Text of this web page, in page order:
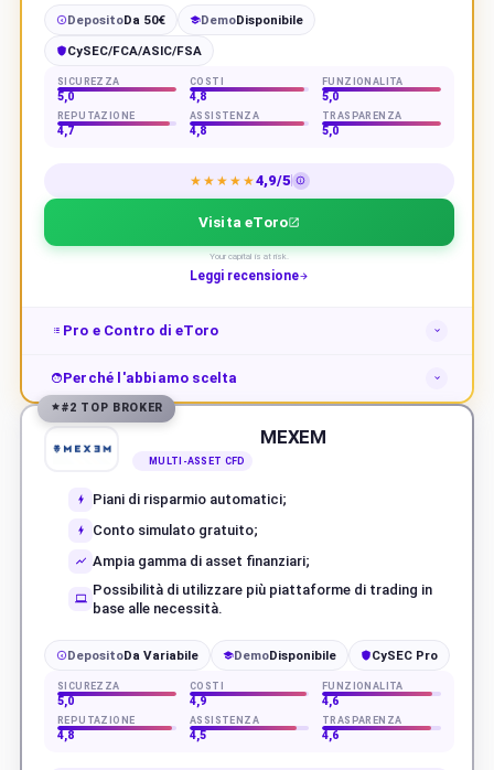
€ DepositoDa 50€ DemoDisponibile
CySEC/FCA/ASIC/FSA
SICUREZZA
5,0
COSTI
4,8
FUNZIONALITÀ
5,0
REPUTAZIONE
4,7
ASSISTENZA
4,8
TRASPARENZA
5,0
★★★★★4,9/5
Visita eToro
Your capital is at risk.
Leggi recensione
Pro e Contro di eToro
Perché l'abbiamo scelta
#2 TOP BROKER
MEXEM
MULTI-ASSET CFD
Piani di risparmio automatici;
Conto simulato gratuito;
Ampia gamma di asset finanziari;
Possibilità di utilizzare più piattaforme di trading in
base alle necessità.
€ DepositoDa Variabile DemoDisponibile CySEC Pro
SICUREZZA
5,0
COSTI
4,9
FUNZIONALITÀ
4,6
REPUTAZIONE
4,8
ASSISTENZA
4,5
TRASPARENZA
4,6